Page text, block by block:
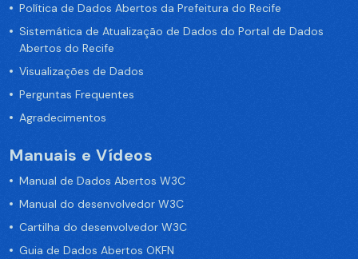
Política de Dados Abertos da Prefeitura do Recife
Sistemática de Atualização de Dados do Portal de Dados
Abertos do Recife
Visualizações de Dados
Perguntas Frequentes
Agradecimentos
Manuais e Vídeos
Manual de Dados Abertos W3C
Manual do desenvolvedor W3C
Cartilha do desenvolvedor W3C
Guia de Dados Abertos OKFN